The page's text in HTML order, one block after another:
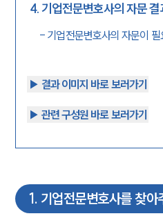
4.기업전문변호사의 자문 결
- 기업전문변호사의 자문이 필
▶︎ 결과 이미지 바로 보러가기
▶︎ 관련 구성원 바로 보러가기
1. 기업전문변호사를 찾아